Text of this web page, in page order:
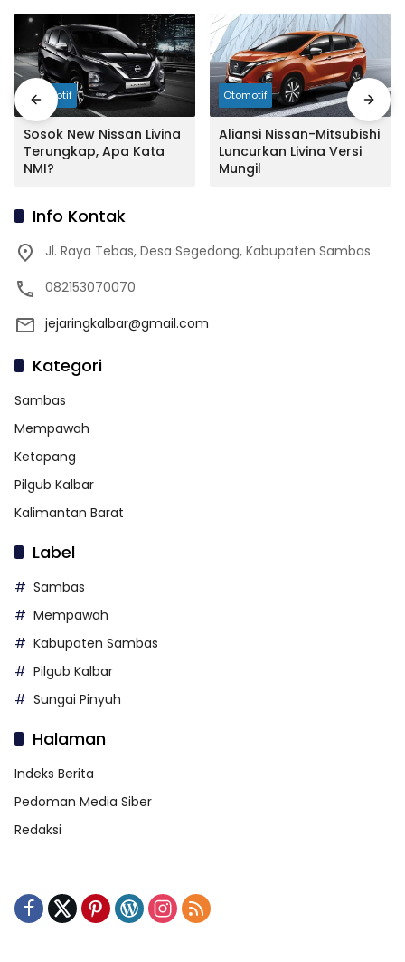
Otomotif
Sosok New Nissan Livina
Terungkap, Apa Kata
NMI?
Otomotif
Aliansi Nissan-Mitsubishi
Luncurkan Livina Versi
Mungil
Info Kontak
Jl. Raya Tebas, Desa Segedong, Kabupaten Sambas
082153070070
jejaringkalbar@gmail.com
Kategori
Sambas
Mempawah
Ketapang
Pilgub Kalbar
Kalimantan Barat
Label
Sambas
Mempawah
Kabupaten Sambas
Pilgub Kalbar
Sungai Pinyuh
Halaman
Indeks Berita
Pedoman Media Siber
Redaksi